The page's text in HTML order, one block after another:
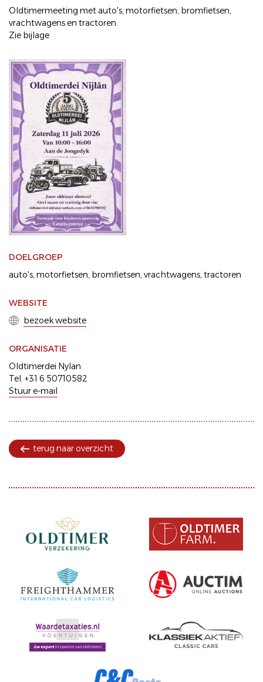
Oldtimermeeting met auto's, motorfietsen, bromfietsen,
vrachtwagens en tractoren.
Zie bijlage
DOELGROEP
auto's motorfietsen bromfietsen vrachtwagens tractoren
WEBSITE
bezoek website
ORGANISATIE
Oldtimerdei Nylan
Tel. +31 6 50710582
Stuur e-mail
terug naar overzicht